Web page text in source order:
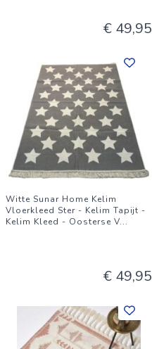
€ 49,95
Witte Sunar Home Kelim
Vloerkleed Ster - Kelim Tapijt -
Kelim Kleed - Oosterse V...
€ 49,95